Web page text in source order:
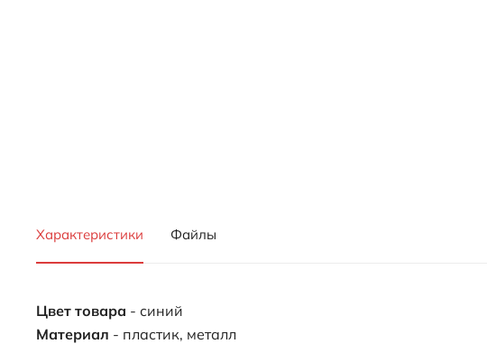
Характеристики Файлы
Цвет товара - синий
Материал - пластик, металл